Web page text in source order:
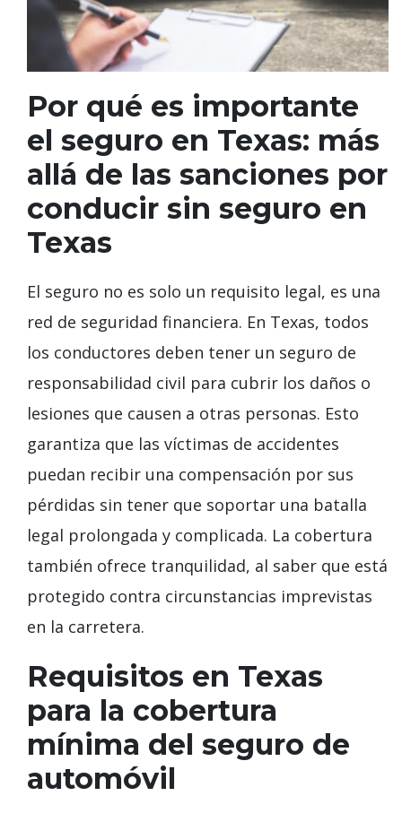
Por qué es importante
el seguro en Texas: más
allá de las sanciones por
conducir sin seguro en
Texas
El seguro no es solo un requisito legal, es una
red de seguridad financiera. En Texas, todos
los conductores deben tener un seguro de
responsabilidad civil para cubrir los daños o
lesiones que causen a otras personas. Esto
garantiza que las víctimas de accidentes
puedan recibir una compensación por sus
pérdidas sin tener que soportar una batalla
legal prolongada y complicada. La cobertura
también ofrece tranquilidad, al saber que está
protegido contra circunstancias imprevistas
en la carretera.
Requisitos en Texas
para la cobertura
mínima del seguro de
automóvil